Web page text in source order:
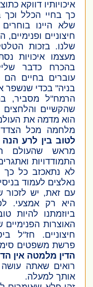
איכויותיו דווקא
כך בחיי הכלל וכך
שלא היינו בוחרים
חיצוניים ופנימיים,
שלנו. בזכות
מעצמו איכויות
בהכרח כדבר
עוברים בחיים הם
בניה" בכדי שנשפר
הרמח"ל מסביר,
שהקשיים והלחצים
הוא מדמה את
מלחמה מכל
לטוב בין לרע הנה
מראש שהעולם
התמודדויות
לא נתאכזב כל כך
נאלצים לעמוד בניסיון.
עם זאת, יש לזכור
היא רק אמצעי.
ביוזמתנו להיות
האוצרות הפנימיים
חיצוניים. חז"ל
פרשת משפטים סימן
הדין מלמטה אין
רואים שאתה עושה
אותך למעלה.